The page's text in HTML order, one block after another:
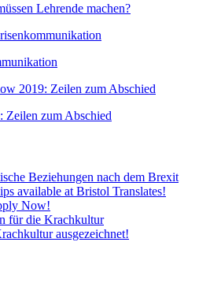
Lehrende machen?
zum Abschied
Beziehungen nach dem Brexit
available at Bristol Translates!
Now!
für die Krachkultur
ausgezeichnet!